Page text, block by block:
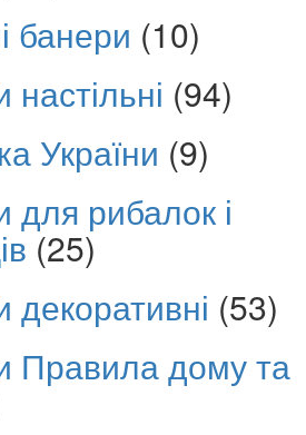
банери (10)
(94)
України (9)
для рибалок і
(25)
декоративні (53)
Правила дому та